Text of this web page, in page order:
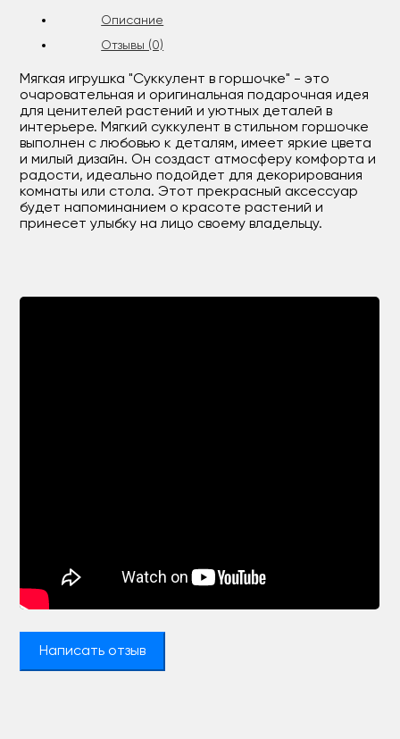
Описание
Отзывы (0)
Мягкая игрушка "Суккулент в горшочке" - это
очаровательная и оригинальная подарочная идея
для ценителей растений и уютных деталей в
интерьере. Мягкий суккулент в стильном горшочке
выполнен с любовью к деталям, имеет яркие цвета
и милый дизайн. Он создаст атмосферу комфорта и
радости, идеально подойдет для декорирования
комнаты или стола. Этот прекрасный аксессуар
будет напоминанием о красоте растений и
принесет улыбку на лицо своему владельцу.
Написать отзыв